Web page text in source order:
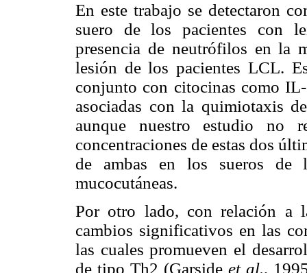
En este trabajo se detectaron
suero de los pacientes con
presencia de neutrófilos en la
lesión de los pacientes LCL.
conjunto con citocinas como
asociadas con la quimiotaxis
aunque nuestro estudio no
concentraciones de estas dos
de ambas en los sueros de
mucocutáneas.
Por otro lado, con relación a
cambios significativos en las
las cuales promueven el
de tipo Th2 (Garside et al.,